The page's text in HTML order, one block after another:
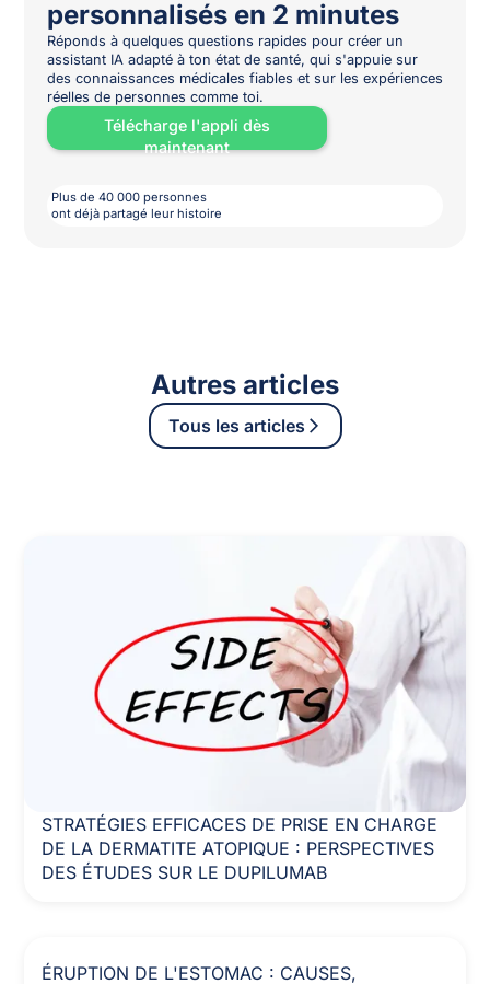
personnalisés en 2 minutes
Réponds à quelques questions rapides pour créer un
assistant IA adapté à ton état de santé, qui s'appuie sur
des connaissances médicales fiables et sur les expériences
réelles de personnes comme toi.
Télécharge l'appli dès
maintenant
Plus de 40 000 personnes
ont déjà partagé leur histoire
Autres articles
Tous les articles
STRATÉGIES EFFICACES DE PRISE EN CHARGE
DE LA DERMATITE ATOPIQUE : PERSPECTIVES
DES ÉTUDES SUR LE DUPILUMAB
ÉRUPTION DE L'ESTOMAC : CAUSES,